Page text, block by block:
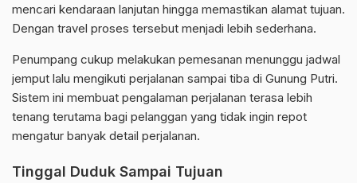
mencari kendaraan lanjutan hingga memastikan alamat tujuan.
Dengan travel proses tersebut menjadi lebih sederhana.
Penumpang cukup melakukan pemesanan menunggu jadwal
jemput lalu mengikuti perjalanan sampai tiba di Gunung Putri.
Sistem ini membuat pengalaman perjalanan terasa lebih
tenang terutama bagi pelanggan yang tidak ingin repot
mengatur banyak detail perjalanan.
Tinggal Duduk Sampai Tujuan